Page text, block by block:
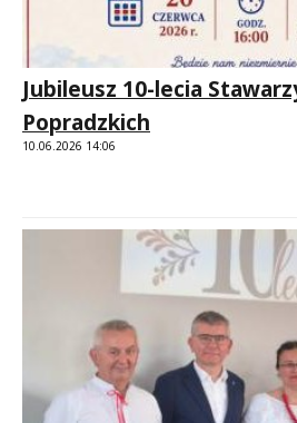
Jubileusz 10-lecia
Popradzkich
10.06.2026 14:06